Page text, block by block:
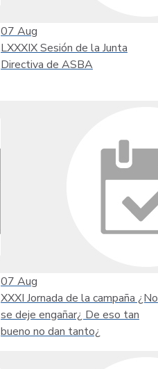
07 Aug
LXXXIX Sesión de la Junta
Directiva de ASBA
07 Aug
XXXI Jornada de la campaña ¿No
se deje engañar¿ De eso tan
bueno no dan tanto¿